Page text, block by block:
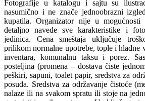
Fotografije u katalogu i sajtu su
nasumično i ne znače jednoobrazni
kupatila. Organizator nije u
detaljno navede sve karakteristike i
jedinica. Cena smeštaja uključuje
prilikom normalne upotrebe, tople i hladne
inventara, komunalnu taksu i porez.
posteljina (promena – dostava čiste
peškiri, sapuni, toalet papir, sredstva za
posuđa. Sredstva za održavanje čistoće
nalaze ili na svakom spratu ili stoje na